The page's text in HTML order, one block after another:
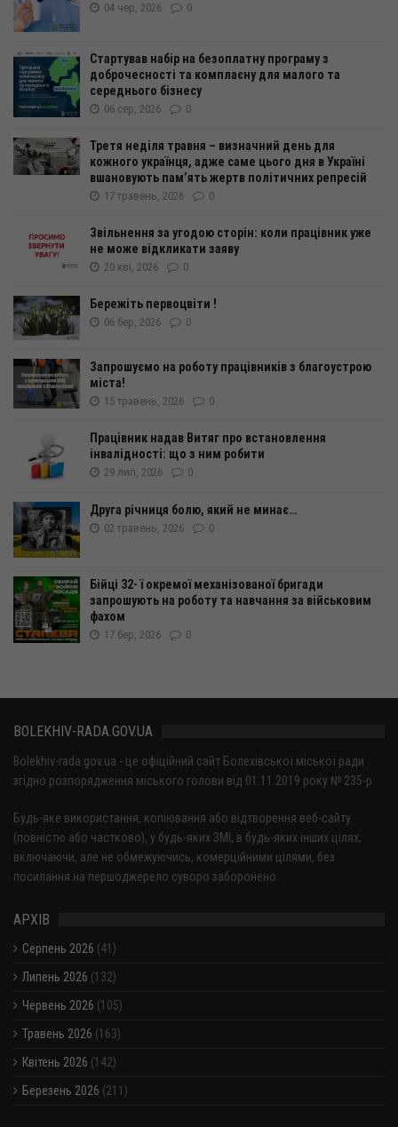
04 чер, 2026 0
Стартував набір на безоплатну програму з
доброчесності та комплаєну для малого та
середнього бізнесу
06 сер, 2026 0
Третя неділя травня – визначний день для
кожного українця, адже саме цього дня в Україні
вшановують пам’ять жертв політичних репресій
17 травень, 2026 0
Звільнення за угодою сторін: коли працівник уже
не може відкликати заяву
20 кві, 2026 0
Бережіть первоцвіти !
06 бер, 2026 0
Запрошуємо на роботу працівників з благоустрою
міста!
15 травень, 2026 0
Працівник надав Витяг про встановлення
інвалідності: що з ним робити
29 лип, 2026 0
Друга річниця болю, який не минає…
02 травень, 2026 0
Бійці 32- ї окремої механізованої бригади
запрошують на роботу та навчання за військовим
фахом
17 бер, 2026 0
BOLEKHIV-RADA.GOV.UA
Bolekhiv-rada.gov.ua - це офіційний сайт Болехівської міської ради
згідно розпорядження міського голови від 01.11.2019 року № 235-р
Будь-яке використання, копіювання або відтворення веб-сайту
(повністю або частково), у будь-яких ЗМІ, в будь-яких інших цілях,
включаючи, але не обмежуючись, комерційними цілями, без
посилання на першоджерело суворо заборонено.
АРХІВ
Серпень 2026 (41)
Липень 2026 (132)
Червень 2026 (105)
Травень 2026 (163)
Квітень 2026 (142)
Березень 2026 (211)